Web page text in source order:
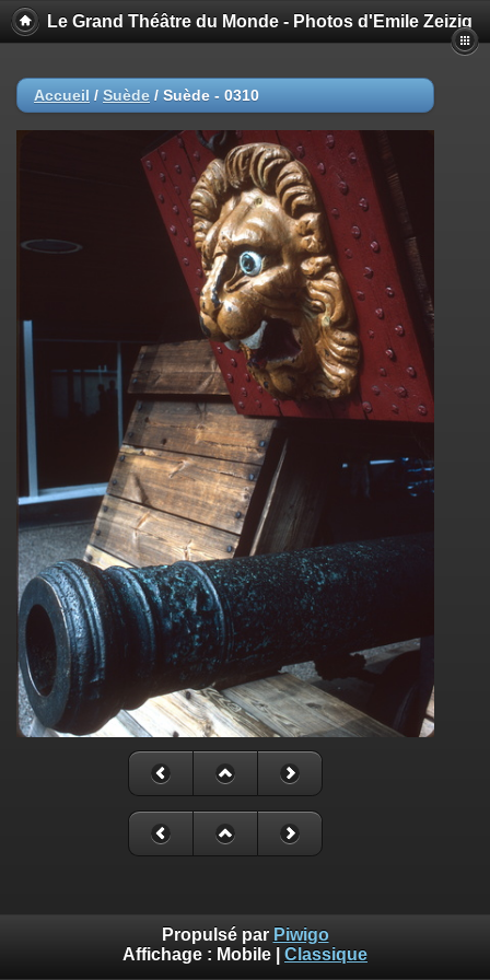
Le Grand Théâtre du Monde - Photos d'Emile Zeizig
Accueil / Suède / Suède - 0310
Propulsé par Piwigo
Affichage : Mobile Classique